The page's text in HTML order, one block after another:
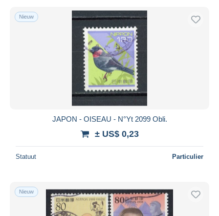
Nieuw
JAPON - OISEAU - N°Yt 2099 Obli.
± US$ 0,23
Statuut Particulier
Nieuw